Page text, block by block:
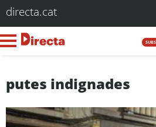
directa.cat
putes indignades